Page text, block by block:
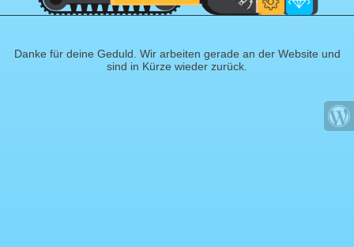
Danke für deine Geduld. Wir arbeiten gerade an der Website und
sind in Kürze wieder zurück.